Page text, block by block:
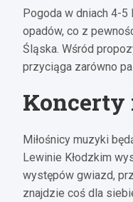
Pogoda w dniach 4-
opadów, co z
Śląska. Wśród
przyciąga zarówno
Koncerty
Miłośnicy muzyki
Lewinie Kłodzkim
występów gwiazd,
znajdzie coś dla